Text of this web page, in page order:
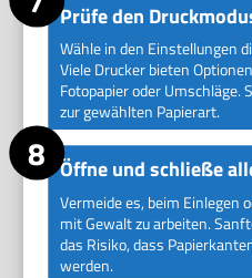
Prüfe den
Wähle in den Einstellungen
Viele Drucker bieten
Fotopapier oder Umschläge.
zur gewählten Papierart.
Öffne und schließe
Vermeide es, beim Einlegen
mit Gewalt zu arbeiten.
das Risiko, dass
werden.